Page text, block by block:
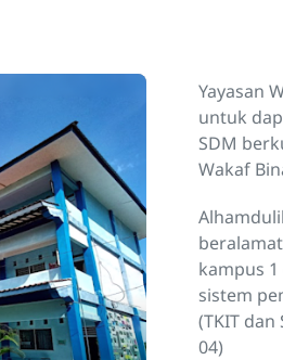
Yayasan
untuk
SDM
Wakaf
kampus 1
sistem
(TKIT dan
04)